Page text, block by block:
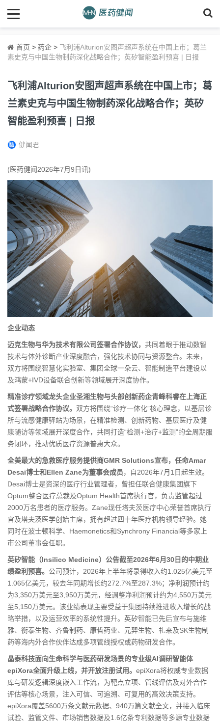
首页 > 药企 > 飞利浦Alturion安图声超声系统在中国上市；葛兰
素史克与中国生物制药深化战略合作；英矽智能盈利预喜 | 日报
飞利浦Alturion安图声超声系统在中国上市；葛
兰素史克与中国生物制药深化战略合作；英矽
智能盈利预喜 | 日报
健闻君
(医药健闻2026年7月9日讯)
企业动态
迈克生物与华为技术有限公司签署合作协议， 共同着眼于推动数智
技术与体外诊断产业深度融合，强化技术协同与资源整合。未来，
双方将围绕智慧化实验室、集团全球一朵云、智能制造平台建设以
及鸿蒙+IVD设备联合创新等领域展开深度协作。
精准诊疗领域龙头企业圣湘生物与头部创新药企青峰科睿在上海正
式签署战略合作协议。 双方将围绕“诊疗一体化”核心理念，以基层诊
所与流感健康驿站为场景，在精准检测、创新药物、基层医疗及健
康随访等领域展开深度合作，共同打造“检测+治疗+监测”的全周期服
务闭环，推动优质医疗资源普惠大众。
全美最大的急救医疗服务提供商GMR Solutions宣布，任命Amar
Desai博士和Ellen Zane为董事会成员，自2026年7月1日起生效。
Desai博士是资深的医疗行业管理者，曾担任联合健康集团旗下
Optum整合医疗总裁及Optum Health首席执行官，负责监管超过
2000万名患者的医疗服务。Zane现任塔夫茨医疗中心荣誉首席执行
官及塔夫茨医学创始主席，拥有超过四十年医疗机构领导经验。她
同时在波士顿科学、Haemonetics和Synchrony Financial等多家上
市公司董事会任职。
英矽智能（Insilico Medicine）公告截至2026年6月30日的中期业
绩盈利预喜。 公司预计，2026年上半年将录得收入约1.025亿美元至
1.065亿美元，较去年同期增长约272.7%至287.3%；净利润预计约
为3,350万美元至3,950万美元，经调整净利润预计约为4,550万美元
至5,150万美元。该业绩表现主要受益于集团持续推进收入增长的战
略举措，以及运营效率的系统性提升。英矽智能已先后宣布与施维
雅、衡泰生物、齐鲁制药、康哲药业、元羿生物、礼来及SK生物制
药等海内外合作伙伴达成多项管线授权或药物研发合作。
晶泰科技面向生命科学与医药研发场景的专业级AI调研智能体
epiXora全面升级上线，并开放注册试用。 epiXora将权威专业数据
库与研发逻辑深度嵌入工作流，为靶点立项、管线评估及对外合作
评估等核心场景，注入可信、可追溯、可复用的高效决策支持。
epiXora覆盖5600万条文献元数据、940万篇文献全文，并接入临床
试验、监管文件、市场销售数据及1.6亿条专利数据等多源专业数据